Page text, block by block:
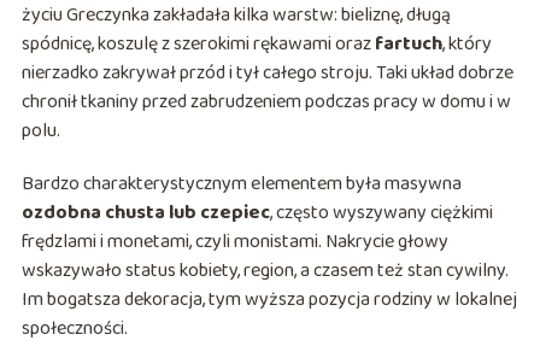
życiu Greczynka zakładała kilka warstw: bieliznę, długą
spódnicę, koszulę z szerokimi rękawami orazfartuch, który
nierzadko zakrywał przód i tył całego stroju. Taki układ dobrze
chronił tkaniny przed zabrudzeniem podczas pracy w domu i w
polu.
Bardzo charakterystycznym elementem była masywna
ozdobna chusta lub czepiec, często wyszywany ciężkimi
frędzlami i monetami, czyli monistami. Nakrycie głowy
wskazywało status kobiety, region, a czasem też stan cywilny.
Im bogatsza dekoracja, tym wyższa pozycja rodziny w lokalnej
społeczności.